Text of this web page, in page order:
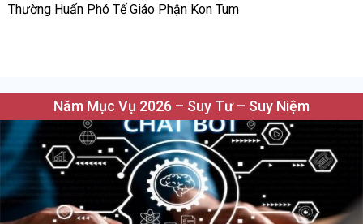
Thường Huấn Phó Tế Giáo Phận Kon Tum
Năm Mục Vụ 2026 – Suy Tư – Suy Niệm